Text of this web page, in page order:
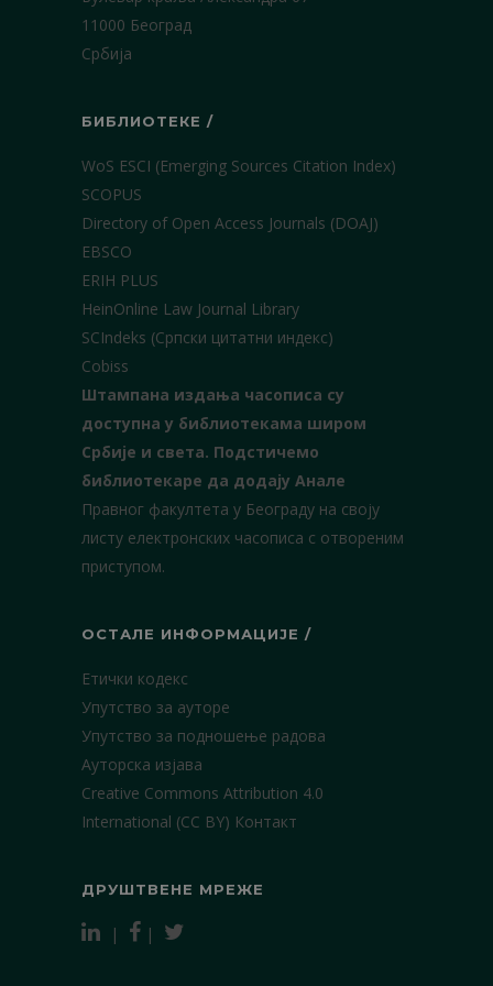
11000 Београд
Србија
БИБЛИОТЕКЕ /
WoS ESCI (Emerging Sources Citation Index)
SCOPUS
Directory of Open Access Journals (DOAJ)
EBSCO
ERIH PLUS
HeinOnline Law Journal Library
SCIndeks (Српски цитатни индекс)
Cobiss
Штампана издања часописа су
доступна у библиотекама широм
Србије и света. Подстичемо
библиотекаре да додају Анале
Правног факултета у Београду на своју
листу електронских часописа с отвореним
приступом.
ОСТАЛЕ ИНФОРМАЦИЈЕ /
Етички кодекс
Упутство за ауторе
Упутство за подношење радова
Ауторска изјава
Creative Commons Attribution 4.0
International (CC BY) Контакт
ДРУШТВЕНЕ МРЕЖЕ
| |